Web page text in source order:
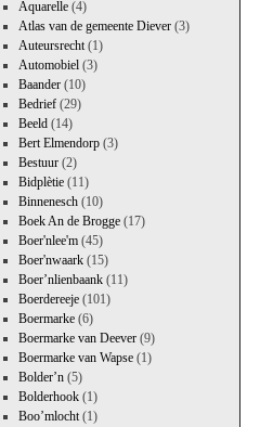
Aquarelle(4)
Atlas van de gemeente Diever(3)
Auteursrecht(1)
Automobiel(3)
Baander(10)
Bedrief(29)
Beeld(14)
Bert Elmendorp(3)
Bestuur(2)
Bidplètie(11)
Binnenesch(10)
Boek An de Brogge(17)
Boer'nlee'm(45)
Boer'nwaark(15)
Boer’nlienbaank(11)
Boerdereeje(101)
Boermarke(6)
Boermarke van Deever(9)
Boermarke van Wapse(1)
Bolder’n(5)
Bolderhook(1)
Boo’mlocht(1)